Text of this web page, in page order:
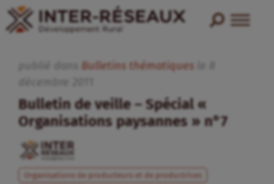
Bulletins thématiques
Bulletin de veille – Spécial «
Organisations paysannes » n°7
Organisations de producteurs et de productrices